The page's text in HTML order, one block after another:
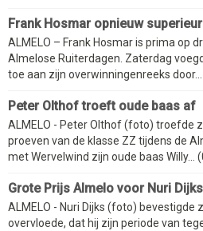
Frank Hosmar opnieuw superieur
ALMELO – Frank Hosmar is prima op
Almelose Ruiterdagen. Zaterdag
toe aan zijn overwinningenreeks
Peter Olthof troeft oude baas af
ALMELO - Peter Olthof (foto) troefde
proeven van de klasse ZZ tijdens de
met Wervelwind zijn oude baas Willy...
Grote Prijs Almelo voor Nuri Dijks
ALMELO - Nuri Dijks (foto) bevestigde
overvloede, dat hij zijn periode van